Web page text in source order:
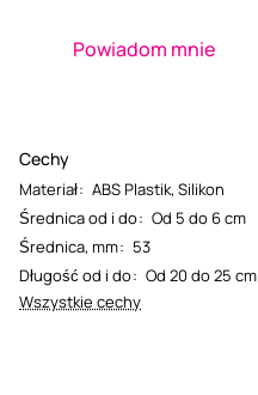
Powiadom mnie
Cechy
Materiał: ABS Plastik, Silikon
Średnica od i do: Od 5 do 6 cm
Średnica, mm: 53
Długość od i do: Od 20 do 25 cm
Wszystkie cechy